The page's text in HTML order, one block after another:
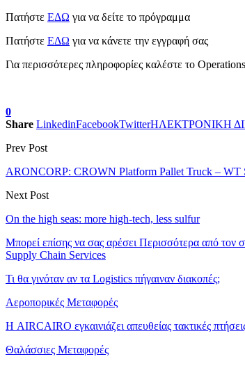
Πατήστε ΕΔΩ για να δείτε το πρόγραμμα
Πατήστε ΕΔΩ για να κάνετε την εγγραφή σας
Για περισσότερες πληροφορίες καλέστε το
0
Share LinkedinFacebookTwitterΗΛΕΚΤΡΟΝΙΚΗ
Prev Post
ARONCORP: CROWN Platform Pallet Truck – WT
Next Post
On the high seas: more high-tech, less sulfur
Μπορεί επίσης να σας αρέσει Περισσότερα από τον
Supply Chain Services
Τι θα γινόταν αν τα Logistics πήγαιναν διακοπές;
Αεροπορικές Μεταφορές
Η AIRCAIRO εγκαινιάζει απευθείας τακτικές
Θαλάσσιες Μεταφορές